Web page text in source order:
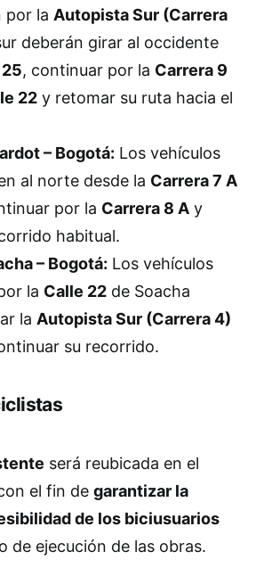
por la Autopista Sur (Carrera
deberán girar al occidente
, continuar por la Carrera 9
22 y retomar su ruta hacia el
– Bogotá: Los vehículos
al norte desde la Carrera 7 A
por la Carrera 8 A y
habitual.
– Bogotá: Los vehículos
la Calle 22 de Soacha
la Autopista Sur (Carrera 4)
su recorrido.
será reubicada en el
el fin de garantizar la
de los biciusuarios
de ejecución de las obras.